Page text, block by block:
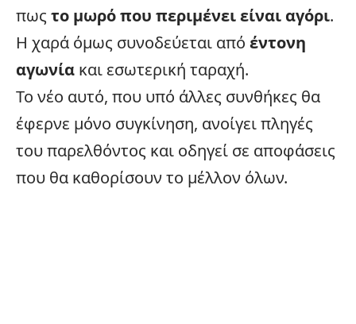
πως το μωρό που περιμένει είναι αγόρι.
Η χαρά όμως συνοδεύεται από έντονη
αγωνία και εσωτερική ταραχή.
Το νέο αυτό, που υπό άλλες συνθήκες θα
έφερνε μόνο συγκίνηση, ανοίγει πληγές
του παρελθόντος και οδηγεί σε αποφάσεις
που θα καθορίσουν το μέλλον όλων.